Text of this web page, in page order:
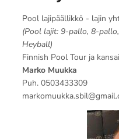
Pool lajipäällikkö - lajin
(Pool lajit: 9-pallo, 8-
Heyball)
Finnish Pool Tour ja
Marko Muukka
Puh. 0503433309